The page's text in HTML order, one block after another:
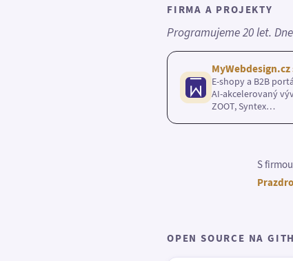
FIRMA A PROJEKTY
Programujeme 20 let.
E-shopy a B2B
AI-akcelerovaný
ZOOT, Syntex…
S firmou
OPEN SOURCE NA